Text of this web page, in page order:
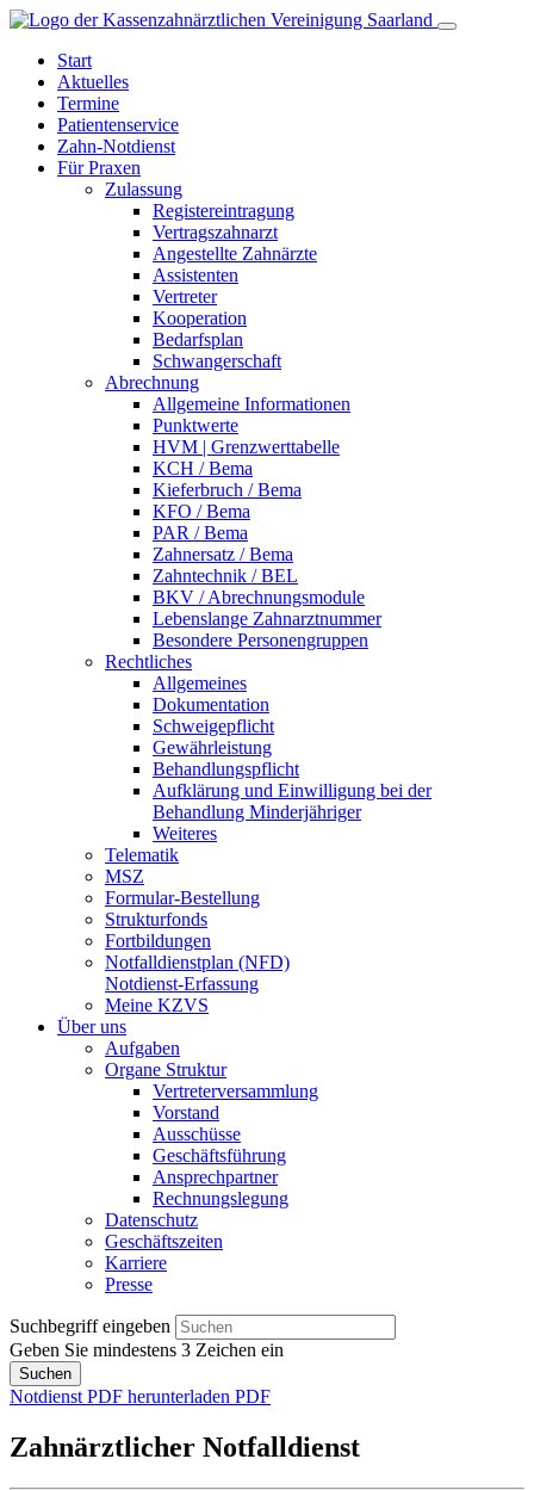
Start
Aktuelles
Termine
Patientenservice
Zahn-Notdienst
Für Praxen
Zulassung
Registereintragung
Vertragszahnarzt
Angestellte Zahnärzte
Assistenten
Vertreter
Kooperation
Bedarfsplan
Schwangerschaft
Abrechnung
Allgemeine Informationen
Punktwerte
HVM | Grenzwerttabelle
KCH / Bema
Kieferbruch / Bema
KFO / Bema
PAR / Bema
Zahnersatz / Bema
Zahntechnik / BEL
BKV / Abrechnungsmodule
Lebenslange Zahnarztnummer
Besondere Personengruppen
Rechtliches
Allgemeines
Dokumentation
Schweigepflicht
Gewährleistung
Behandlungspflicht
Aufklärung und Einwilligung bei der
Behandlung Minderjähriger
Weiteres
Telematik
MSZ
Formular-Bestellung
Strukturfonds
Fortbildungen
Notfalldienstplan (NFD)
Notdienst-Erfassung
Meine KZVS
Über uns
Aufgaben
Organe Struktur
Vertreterversammlung
Vorstand
Ausschüsse
Geschäftsführung
Ansprechpartner
Rechnungslegung
Datenschutz
Geschäftszeiten
Karriere
Presse
Suchbegriff eingeben
Geben Sie mindestens 3 Zeichen ein
Suchen
Notdienst PDF herunterladen PDF
Zahnärztlicher Notfalldienst